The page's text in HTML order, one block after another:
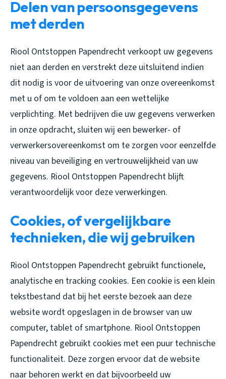
Delen van persoonsgegevens
met derden
Riool Ontstoppen Papendrecht verkoopt uw gegevens
niet aan derden en verstrekt deze uitsluitend indien
dit nodig is voor de uitvoering van onze overeenkomst
met u of om te voldoen aan een wettelijke
verplichting. Met bedrijven die uw gegevens verwerken
in onze opdracht, sluiten wij een bewerker- of
verwerkersovereenkomst om te zorgen voor eenzelfde
niveau van beveiliging en vertrouwelijkheid van uw
gegevens. Riool Ontstoppen Papendrecht blijft
verantwoordelijk voor deze verwerkingen.
Cookies, of vergelijkbare
technieken, die wij gebruiken
Riool Ontstoppen Papendrecht gebruikt functionele,
analytische en tracking cookies. Een cookie is een klein
tekstbestand dat bij het eerste bezoek aan deze
website wordt opgeslagen in de browser van uw
computer, tablet of smartphone. Riool Ontstoppen
Papendrecht gebruikt cookies met een puur technische
functionaliteit. Deze zorgen ervoor dat de website
naar behoren werkt en dat bijvoorbeeld uw